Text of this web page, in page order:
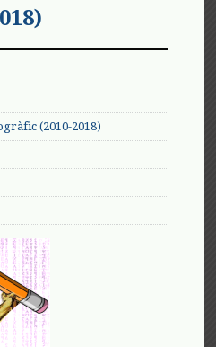
(2010-2018)